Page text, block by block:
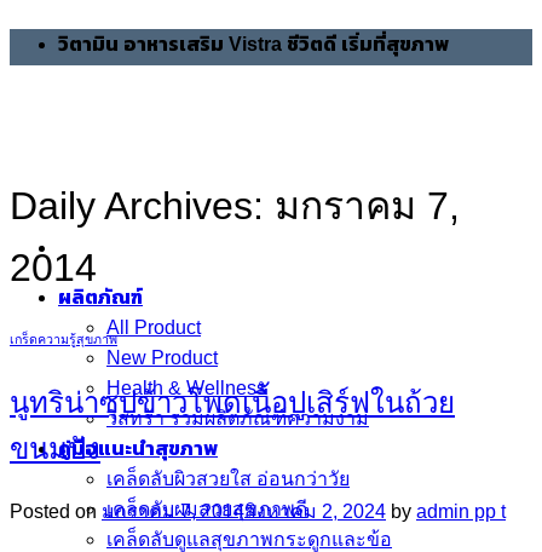
วิตามิน อาหารเสริม Vistra ชีวิตดี เริ่มที่สุขภาพ
ผลิตภัณฑ์
All Product
New Product
Health & Wellness
วิสทร้า รวมผลิตภัณฑ์ความงาม
คู่มือแนะนำสุขภาพ
เคล็ดลับผิวสวยใส อ่อนกว่าวัย
เคล็ดลับผมสวยสุขภาพดี
เคล็ดลับดูแลสุขภาพกระดูกและข้อ
Daily Archives: มกราคม 7,
2014
เกร็ดความรู้สุขภาพ
นูทริน่าซุปข้าวโพดเนื้อปูเสิร์ฟในถ้วย
ขนมปัง
Posted on มกราคม 7, 2014สิงหาคม 2, 2024 by admin pp t